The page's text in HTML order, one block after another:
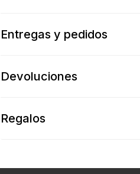
Entregas y pedidos
Devoluciones
Regalos